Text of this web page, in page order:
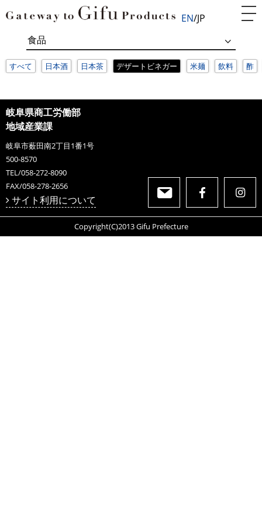
EN JP
すべて 日本酒 日本茶 デザートビネガー 米麺 飲料 酢
岐阜県商工労働部
地域産業課
岐阜市薮田南2丁目1番1号
500-8570
TEL/058-272-8090
FAX/058-278-2656
サイト利用について
Copyright(C)2013 Gifu Prefecture